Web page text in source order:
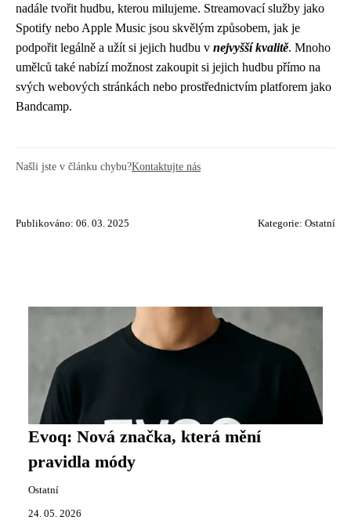
nadále tvořit hudbu, kterou milujeme. Streamovací služby jako
Spotify nebo Apple Music jsou skvělým způsobem, jak je
podpořit legálně a užít si jejich hudbu v nejvyšší kvalitě. Mnoho
umělců také nabízí možnost zakoupit si jejich hudbu přímo na
svých webových stránkách nebo prostřednictvím platforem jako
Bandcamp.
Našli jste v článku chybu?Kontaktujte nás
Publikováno: 06. 03. 2025 Kategorie: Ostatní
Evoq: Nová značka, která mění
pravidla módy
Ostatní
24. 05. 2026